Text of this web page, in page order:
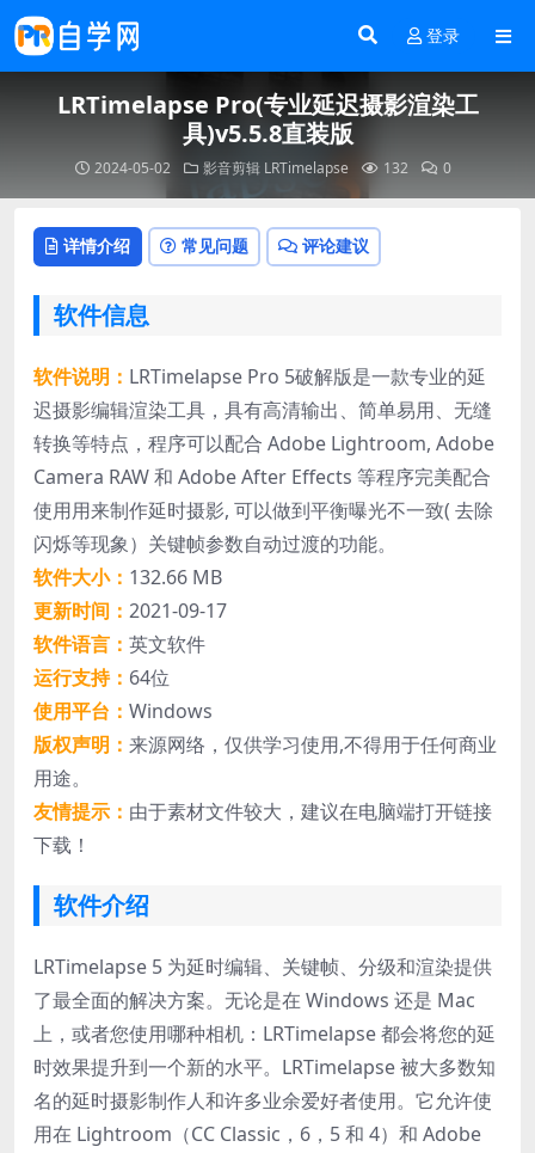
登录
LRTimelapse Pro(专业延迟摄影渲染工
具)v5.5.8直装版
2024-05-02 影音剪辑 LRTimelapse 132 0
详情介绍 常见问题 评论建议
软件信息
软件说明： LRTimelapse Pro 5破解版是一款专业的延
迟摄影编辑渲染工具，具有高清输出、简单易用、无缝
转换等特点，程序可以配合 Adobe Lightroom, Adobe
Camera RAW 和 Adobe After Effects 等程序完美配合
使用用来制作延时摄影, 可以做到平衡曝光不一致( 去除
闪烁等现象）关键帧参数自动过渡的功能。
软件大小： 132.66 MB
更新时间： 2021-09-17
软件语言： 英文软件
运行支持： 64位
使用平台： Windows
版权声明： 来源网络，仅供学习使用,不得用于任何商业
用途。
友情提示： 由于素材文件较大，建议在电脑端打开链接
下载！
软件介绍
LRTimelapse 5 为延时编辑、关键帧、分级和渲染提供
了最全面的解决方案。无论是在 Windows 还是 Mac
上，或者您使用哪种相机：LRTimelapse 都会将您的延
时效果提升到一个新的水平。LRTimelapse 被大多数知
名的延时摄影制作人和许多业余爱好者使用。它允许使
用在 Lightroom（CC Classic，6，5 和 4）和 Adobe